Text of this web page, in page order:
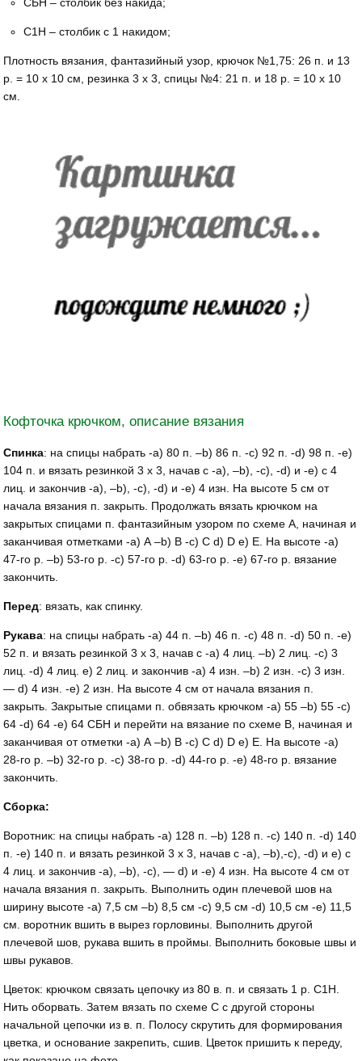
С1Н – столбик с 1 накидом;
Плотность вязания, фантазийный узор, крючок №1,75: 26 п. и 13
р. = 10 х 10 см, резинка 3 х 3, спицы №4: 21 п. и 18 р. = 10 х 10
см.
Кофточка крючком, описание вязания
Спинка: на спицы набрать -а) 80 п. –b) 86 п. -с) 92 п. -d) 98 п. -е)
104 п. и вязать резинкой 3 х 3, начав с -а), –b), -с), -d) и -е) с 4
лиц. и закончив -а), –b), -с), -d) и -е) 4 изн. На высоте 5 см от
начала вязания п. закрыть. Продолжать вязать крючком на
закрытых спицами п. фантазийным узором по схеме А, начиная и
заканчивая отметками -а) А –b) В -с) С d) D е) Е. На высоте -а)
47-го р. –b) 53-го р. -с) 57-го р. -d) 63-го р. -е) 67-го р. вязание
закончить.
Перед: вязать, как спинку.
Рукава: на спицы набрать -а) 44 п. –b) 46 п. -с) 48 п. -d) 50 п. -е)
52 п. и вязать резинкой 3 х 3, начав с -а) 4 лиц. –b) 2 лиц. -с) 3
лиц. -d) 4 лиц. е) 2 лиц. и закончив -а) 4 изн. –b) 2 изн. -с) 3 изн.
— d) 4 изн. -е) 2 изн. На высоте 4 см от начала вязания п.
закрыть. Закрытые спицами п. обвязать крючком -а) 55 –b) 55 -с)
64 -d) 64 -е) 64 СБН и перейти на вязание по схеме В, начиная и
заканчивая от отметки -а) А –b) В -с) С d) D е) Е. На высоте -а)
28-го р. –b) 32-го р. -с) 38-го р. -d) 44-го р. -е) 48-го р. вязание
закончить.
Сборка:
Воротник: на спицы набрать -а) 128 п. –b) 128 п. -с) 140 п. -d) 140
п. -е) 140 п. и вязать резинкой 3 х 3, начав с -а), –b),-с), -d) и е) с
4 лиц. и закончив -а), –b), -с), — d) и -е) 4 изн. На высоте 4 см от
начала вязания п. закрыть. Выполнить один плечевой шов на
ширину высоте -а) 7,5 см –b) 8,5 см -с) 9,5 см -d) 10,5 см -е) 11,5
см. воротник вшить в вырез горловины. Выполнить другой
плечевой шов, рукава вшить в проймы. Выполнить боковые швы и
швы рукавов.
Цветок: крючком связать цепочку из 80 в. п. и связать 1 р. С1Н.
Нить оборвать. Затем вязать по схеме С с другой стороны
начальной цепочки из в. п. Полосу скрутить для формирования
цветка, и основание закрепить, сшив. Цветок пришить к переду,